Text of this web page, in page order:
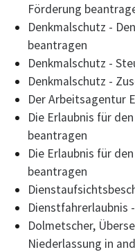
Förderung
Denkmalschutz -
beantragen
Denkmalschutz -
Denkmalschutz -
Der Arbeitsagentur
Die Erlaubnis für
beantragen
Die Erlaubnis für
beantragen
Dienstfahrerlaubnis
Dolmetscher,
Niederlassung in